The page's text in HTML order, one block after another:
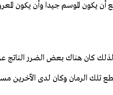
يكون الموسم جيدا وأن يكون
، لذلك كان هناك بعض الضرر
الرمان وكان لدى الآخرين